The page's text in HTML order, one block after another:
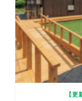
【